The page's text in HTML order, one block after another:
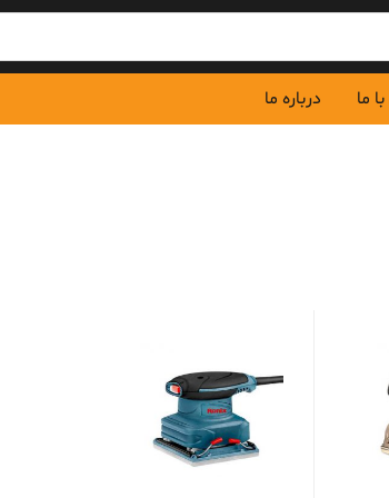
ما درباره ما